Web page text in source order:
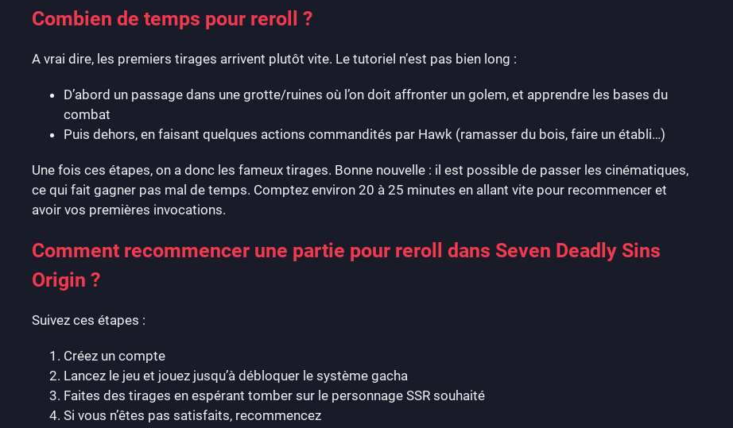
Combien de temps pour reroll ?
A vrai dire, les premiers tirages arrivent plutôt vite. Le tutoriel n’est pas bien long :
D’abord un passage dans une grotte/ruines où l’on doit affronter un golem, et apprendre les bases du
combat
Puis dehors, en faisant quelques actions commandités par Hawk (ramasser du bois, faire un établi…)
Une fois ces étapes, on a donc les fameux tirages. Bonne nouvelle : il est possible de passer les cinématiques,
ce qui fait gagner pas mal de temps. Comptez environ 20 à 25 minutes en allant vite pour recommencer et
avoir vos premières invocations.
Comment recommencer une partie pour reroll dans Seven Deadly Sins
Origin ?
Suivez ces étapes :
Créez un compte
Lancez le jeu et jouez jusqu’à débloquer le système gacha
Faites des tirages en espérant tomber sur le personnage SSR souhaité
Si vous n’êtes pas satisfaits, recommencez